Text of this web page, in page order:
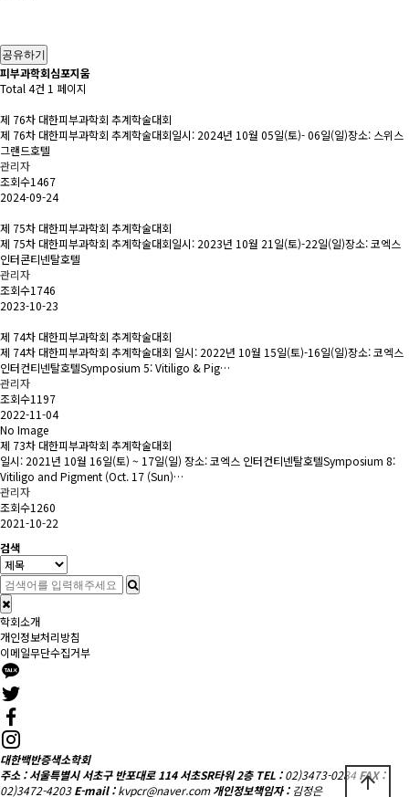
공유하기
피부과학회심포지움
Total 4건 1 페이지
제 76차 대한피부과학회 추계학술대회
제 76차 대한피부과학회 추계학술대회일시: 2024년 10월 05일(토)- 06일(일)장소: 스위스
그랜드호텔
관리자
조회수1467
2024-09-24
제 75차 대한피부과학회 추계학술대회
제 75차 대한피부과학회 추계학술대회일시: 2023년 10월 21일(토)-22일(일)장소: 코엑스
인터콘티넨탈호텔
관리자
조회수1746
2023-10-23
제 74차 대한피부과학회 추계학술대회
제 74차 대한피부과학회 추계학술대회 일시: 2022년 10월 15일(토)-16일(일)장소: 코엑스
인터컨티넨탈호텔Symposium 5: Vitiligo & Pig…
관리자
조회수1197
2022-11-04
No Image
제 73차 대한피부과학회 추계학술대회
일시: 2021년 10월 16일(토) ~ 17일(일) 장소: 코엑스 인터컨티넨탈호텔Symposium 8:
Vitiligo and Pigment (Oct. 17 (Sun)…
관리자
조회수1260
2021-10-22
검색
arrow_upward
학회소개
개인정보처리방침
이메일무단수집거부
대한백반증색소학회
주소 : 서울특별시 서초구 반포대로 114 서초SR타워 2층 TEL :02)3473-0284 FAX :
02)3472-4203 E-mail :kvpcr@naver.com 개인정보책임자 : 김정은